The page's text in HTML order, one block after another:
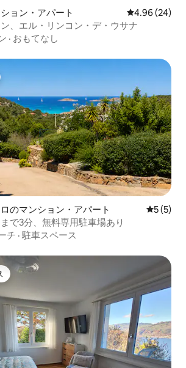
ョン・アパート レビュー24
4.96 (24)
、エル・リンコン・デ・ウサナ
· おもてなし
のマンション・アパート レビュー
5 (5)
で3分、無料専用駐車場あり
チ ·駐車スペース
イスです。